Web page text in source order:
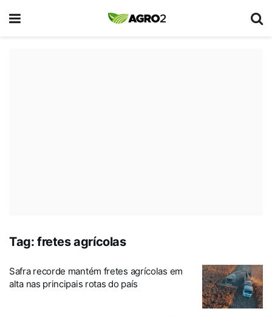
Tag: fretes agrícolas
Safra recorde mantém fretes agrícolas em
alta nas principais rotas do país